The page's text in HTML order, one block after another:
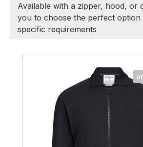
Available with a zipper, hood, or
you to choose the perfect
specific requirements
Productgalerij overslaan